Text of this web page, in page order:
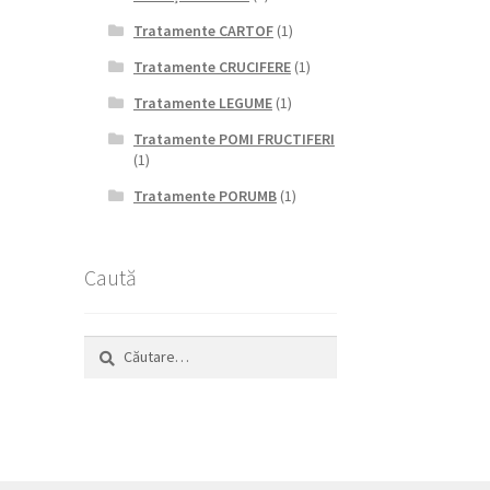
Tratamente CARTOF(1)
Tratamente CRUCIFERE(1)
Tratamente LEGUME(1)
Tratamente POMI FRUCTIFERI
(1)
Tratamente PORUMB(1)
Caută
Caută